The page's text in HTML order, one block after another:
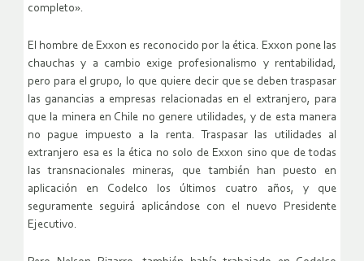
completo».
El hombre de Exxon es reconocido por la ética. Exxon pone las
chauchas y a cambio exige profesionalismo y rentabilidad,
pero para el grupo, lo que quiere decir que se deben traspasar
las ganancias a empresas relacionadas en el extranjero, para
que la minera en Chile no genere utilidades, y de esta manera
no pague impuesto a la renta. Traspasar las utilidades al
extranjero esa es la ética no solo de Exxon sino que de todas
las transnacionales mineras, que también han puesto en
aplicación en Codelco los últimos cuatro años, y que
seguramente seguirá aplicándose con el nuevo Presidente
Ejecutivo.